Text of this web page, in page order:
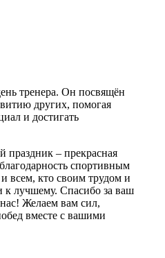
тренера. Он посвящён
других, помогая
и достигать
праздник – прекрасная
спортивным
всем, кто своим трудом и
к лучшему. Спасибо за ваш
Желаем вам сил,
вместе с вашими